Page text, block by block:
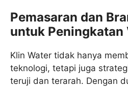
Pemasaran dan
untuk
Klin Water tidak hanya
teknologi, tetapi juga
teruji dan terarah. Dengan